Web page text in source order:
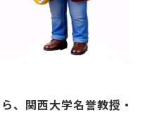
、関西大学名誉教授・